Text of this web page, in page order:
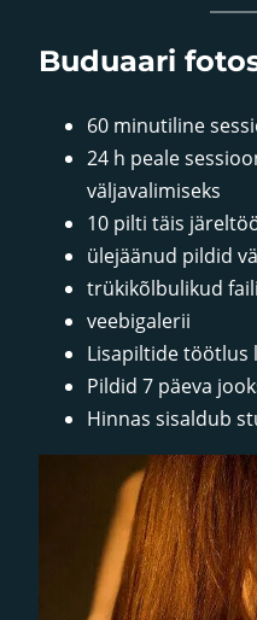
Buduaari
60 minutiline
24 h peale
väljavalimiseks
10 pilti täis
ülejäänud pildid
trükikõlbulikud
veebigalerii
Lisapiltide töötlus
Pildid 7 päeva
Hinnas sisaldub